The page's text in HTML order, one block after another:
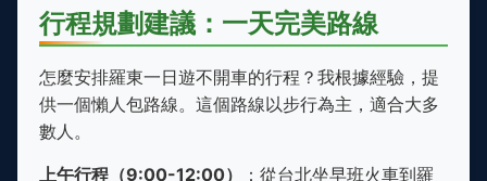
行程規劃建議：一天完美路線
怎麼安排羅東一日遊不開車的行程？我根據經驗，提
供一個懶人包路線。這個路線以步行為主，適合大多
數人。
上午行程（9:00-12:00）
：從台北坐早班火車到羅